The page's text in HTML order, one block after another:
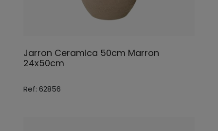
Jarron Ceramica 50cm Marron
24x50cm
Ref: 62856